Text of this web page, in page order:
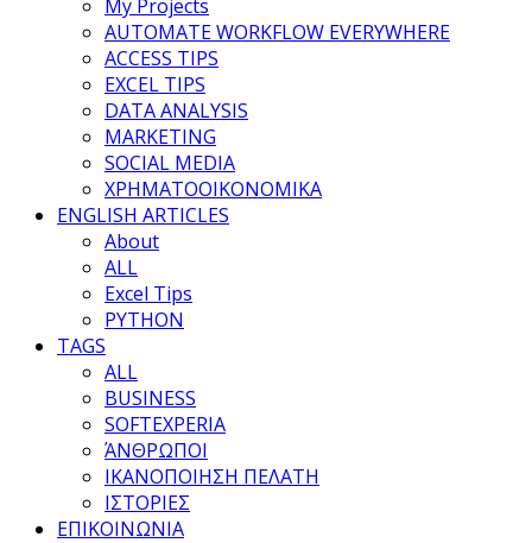
My Projects
AUTOMATE WORKFLOW EVERYWHERE
ACCESS TIPS
EXCEL TIPS
DATA ANALYSIS
MARKETING
SOCIAL MEDIA
ΧΡΗΜΑΤΟΟΙΚΟΝΟΜΙΚΑ
ENGLISH ARTICLES
About
ALL
Excel Tips
PYTHON
TAGS
ALL
BUSINESS
SOFTEXPERIA
ΆΝΘΡΩΠΟΙ
ΙΚΑΝΟΠΟΙΗΣΗ ΠΕΛΑΤΗ
ΙΣΤΟΡΙΕΣ
ΕΠΙΚΟΙΝΩΝΙΑ